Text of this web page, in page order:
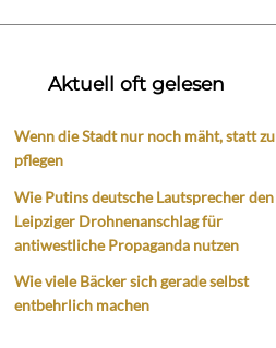
Aktuell oft gelesen
Wenn die Stadt nur noch mäht, statt zu
pflegen
Wie Putins deutsche Lautsprecher den
Leipziger Drohnenanschlag für
antiwestliche Propaganda nutzen
Wie viele Bäcker sich gerade selbst
entbehrlich machen